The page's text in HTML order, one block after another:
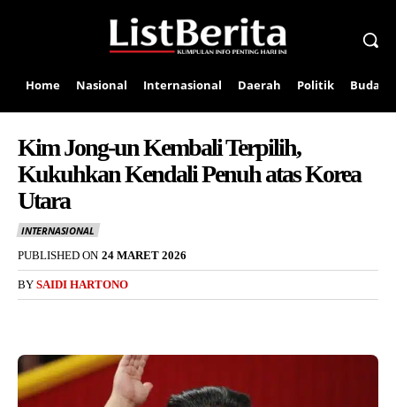
Home Nasional Internasional Daerah Politik Budaya
Kim Jong-un Kembali Terpilih,
Kukuhkan Kendali Penuh atas Korea
Utara
INTERNASIONAL
PUBLISHED ON 24 MARET 2026
BY SAIDI HARTONO